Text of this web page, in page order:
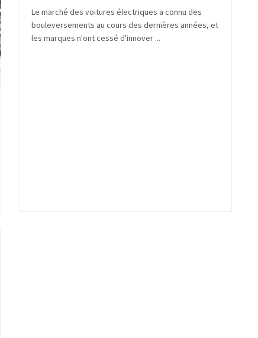
Le marché des voitures électriques a connu des
bouleversements au cours des dernières années, et
les marques n'ont cessé d'innover ...